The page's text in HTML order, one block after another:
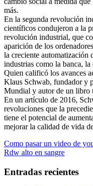
más.
En la segunda revolución
científicos condujeron a la
revolución industrial, que
aparición de los
la creciente automatización
industrias como la banca,
Quien calificó los avances
Klaus Schwab, fundador y
Mundial y autor de un libro
En un artículo de 2016,
revoluciones que la
tiene el potencial de
mejorar la calidad de vida
Navegación
de
entradas
Entrada
anterior:
Como pasar un video de
Entrada
Rdw alto en sangre
Entradas recientes